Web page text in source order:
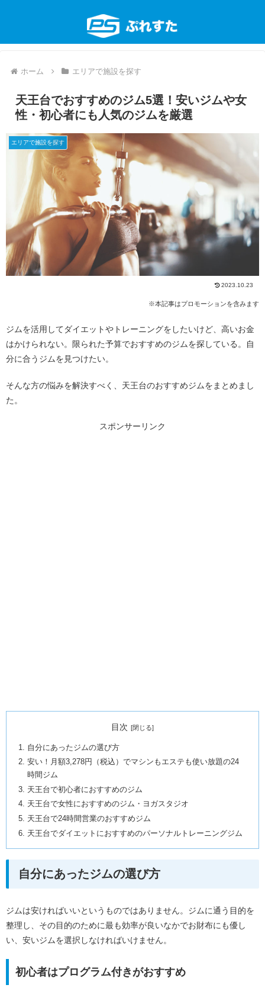
ホーム エリアで施設を探す
天王台でおすすめのジム5選！安いジムや女
性・初心者にも人気のジムを厳選
エリアで施設を探す
2023.10.23
※本記事はプロモーションを含みます
ジムを活用してダイエットやトレーニングをしたいけど、高いお金
はかけられない。限られた予算でおすすめのジムを探している。自
分に合うジムを見つけたい。
そんな方の悩みを解決すべく、天王台のおすすめジムをまとめまし
た。
スポンサーリンク
目次
自分にあったジムの選び方
安い！月額3,278円（税込）でマシンもエステも使い放題の24
時間ジム
天王台で初心者におすすめのジム
天王台で女性におすすめのジム・ヨガスタジオ
天王台で24時間営業のおすすめジム
天王台でダイエットにおすすめのパーソナルトレーニングジム
自分にあったジムの選び方
ジムは安ければいいというものではありません。ジムに通う目的を
整理し、その目的のために最も効率が良いなかでお財布にも優し
い、安いジムを選択しなければいけません。
初心者はプログラム付きがおすすめ